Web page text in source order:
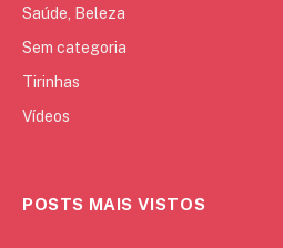
Saúde, Beleza
Sem categoria
Tirinhas
Vídeos
POSTS MAIS VISTOS